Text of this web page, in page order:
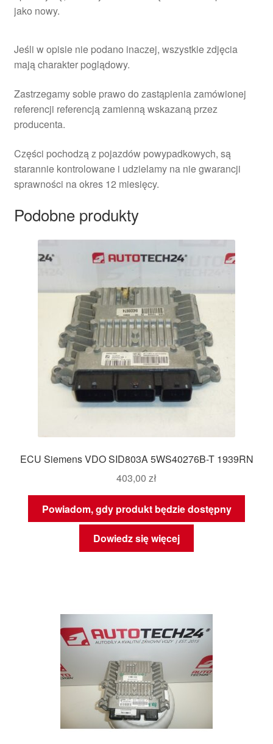
jako nowy.
Jeśli w opisie nie podano inaczej, wszystkie zdjęcia
mają charakter poglądowy.
Zastrzegamy sobie prawo do zastąpienia zamówionej
referencji referencją zamienną wskazaną przez
producenta.
Części pochodzą z pojazdów powypadkowych, są
starannie kontrolowane i udzielamy na nie gwarancji
sprawności na okres 12 miesięcy.
Podobne produkty
ECU Siemens VDO SID803A 5WS40276B-T 1939RN
403,00 zł
Powiadom, gdy produkt będzie dostępny
Dowiedz się więcej